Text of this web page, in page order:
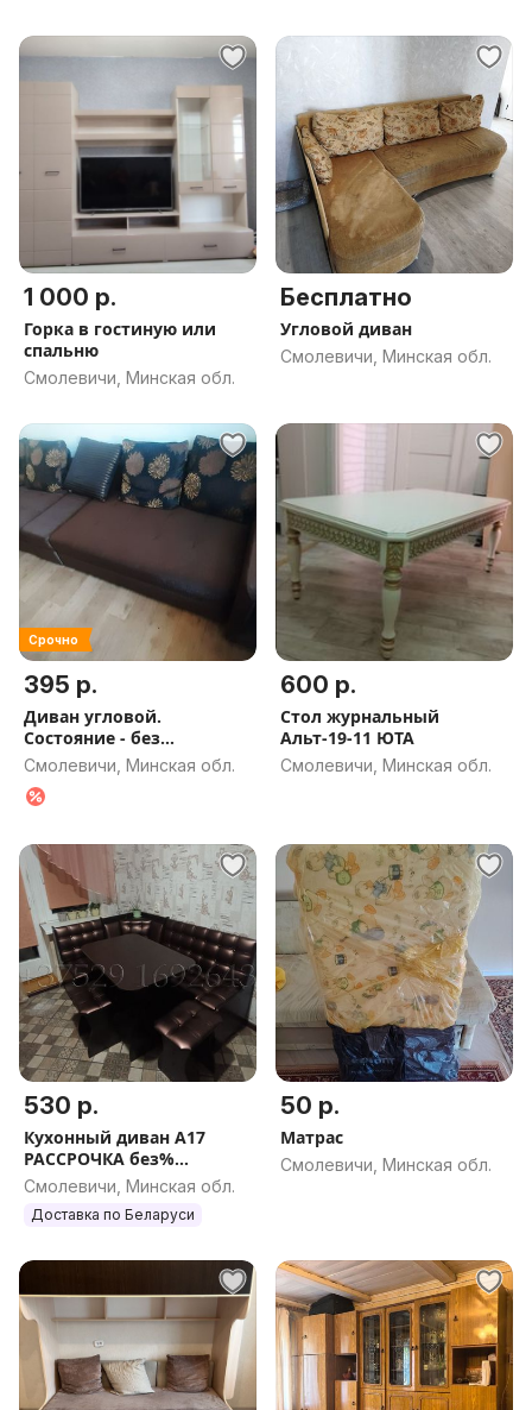
1 000 р.
Горка в гостиную или
спальню
Смолевичи, Минская обл.
Бесплатно
Угловой диван
Смолевичи, Минская обл.
Срочно
395 р.
Диван угловой.
Состояние - без
потертостей.
Смолевичи, Минская обл.
600 р.
Стол журнальный
Альт-19-11 ЮТА
Смолевичи, Минская обл.
530 р.
Кухонный диван А17
РАССРОЧКА без%
доставка по РБ
Смолевичи, Минская обл.
Доставка по Беларуси
50 р.
Матрас
Смолевичи, Минская обл.